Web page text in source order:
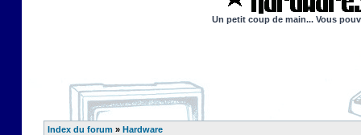
Un petit coup de main... Vous
Index du forum » Hardware